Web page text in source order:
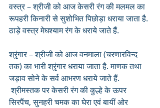
वस्त्र – श्रीजी को आज केसरी रंग की मलमल का
रूपहरी किनारी से सुशोभित पिछोड़ा धराया जाता है.
ठाड़े वस्त्र मेघश्याम रंग के धराये जाते हैं.
श्रृंगार – श्रीजी को आज वनमाला (चरणारविन्द
तक) का भारी श्रृंगार धराया जाता है. माणक तथा
जड़ाव सोने के सर्व आभरण धराये जाते हैं.
श्रीमस्तक पर केसरी रंग की कुल्हे के ऊपर
सिरपैंच, सुनहरी चमक का घेरा एवं बायीं ओर